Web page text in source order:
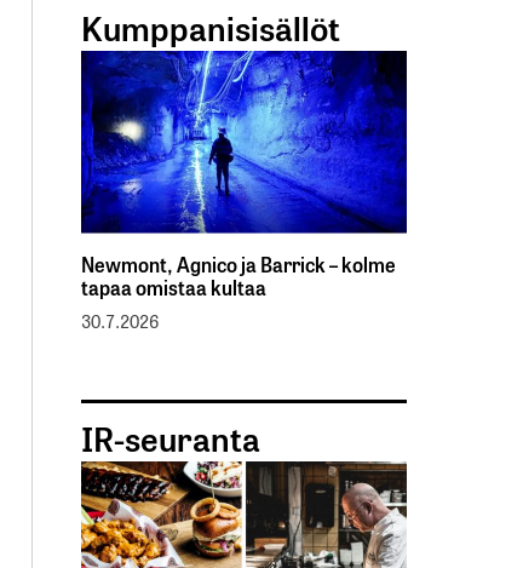
Kumppanisisällöt
Newmont, Agnico ja Barrick – kolme
tapaa omistaa kultaa
30.7.2026
IR-seuranta